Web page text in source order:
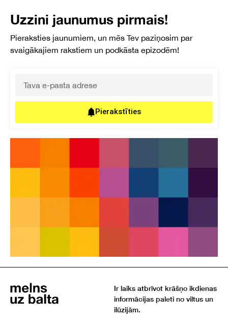
Uzzini jaunumus pirmais!
Pieraksties jaunumiem, un mēs Tev paziņosim par
svaigākajiem rakstiem un podkāsta epizodēm!
Pierakstīties
Ir laiks atbrīvot krāšņo ikdienas
informācijas paleti no viltus un
ilūzijām.